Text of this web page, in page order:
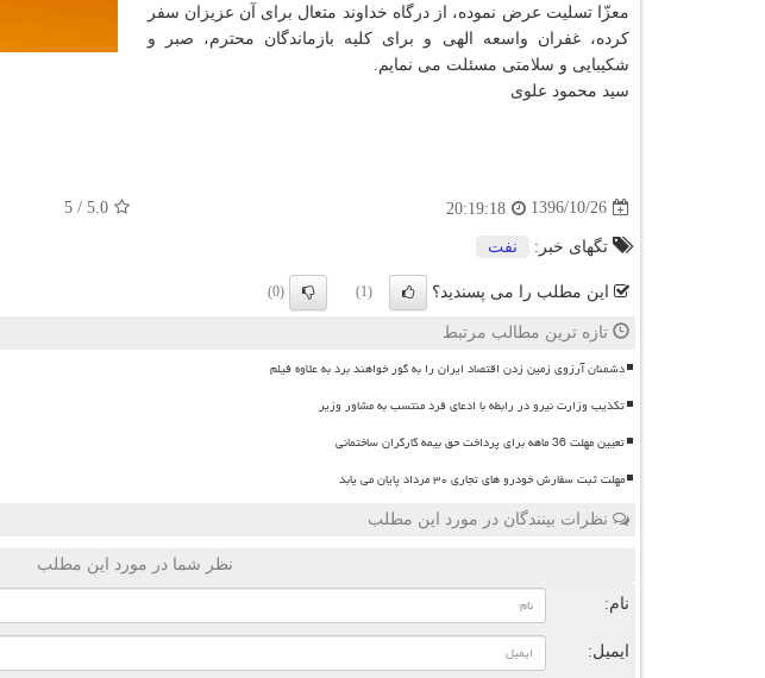
معزّا تسلیت عرض نموده، از درگاه خداوند متعال برای آن عزیزان سفر
كرده، غفران واسعه الهی و برای كلیه بازماندگان محترم، صبر و
شكیبایی و سلامتی مسئلت می نمایم.
سید محمود علوی
1396/10/26
20:19:18
5.0
/
5
تگهای خبر: نفت
این مطلب را می پسندید؟ (1)
(0)
تازه ترین مطالب مرتبط
دشمنان آرزوی زمین زدن اقتصاد ایران را به گور خواهند برد به علاوه فیلم
تکذیب وزارت نیرو در رابطه با ادعای فرد منتسب به مشاور وزیر
تعیین مهلت 36 ماهه برای پرداخت حق بیمه کارگران ساختمانی
مهلت ثبت سفارش خودرو های تجاری ۳۰ مرداد پایان می یابد
نظرات بینندگان در مورد این مطلب
نظر شما در مورد این مطلب
نام:
ایمیل: